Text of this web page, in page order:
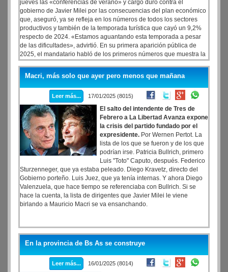
jueves las «conferencias de verano» y cargó duro contra el
gobierno de Javier Milei por las consecuencias del plan económico
que, aseguró, ya se refleja en los números de todos los sectores
productivos y también de la temporada turística que cayó un 9,2%
respecto de 2024. «Estamos aguantando esta temporada a pesar
de las dificultades», advirtió. En su primera aparición pública de
2025, el mandatario habló de los primeros números que muestra la
temporada de verano con menos turistas y menos consumo que en
2024.
Macri, más solo que ayer pero menos que mañana
Leer más... 17/01/2025 (8015)
El salto del intendente de Tres de
Febrero a La Libertad Avanza expone
la crisis del partido fundado por el
expresidente. Por Wernen Pertot. La
lista de los que se fueron y de los que
podrían irse. Patricia Bullrich, primero
Luis "Toto" Caputo, después. Federico
Sturzenneger, que ya estaba peleado. Diego Kravetz, directo del
Gobierno porteño. Luis Juez, que ya tenía internas. Y ahora Diego
Valenzuela, que hace tiempo se referenciaba con Bullrich. Si se
hace la cuenta, la lista de dirigentes que Javier Milei le viene
birlando a Mauricio Macri se va ensanchando.
En la provincia de Bs As se construye
Leer más... 16/01/2025 (8014)